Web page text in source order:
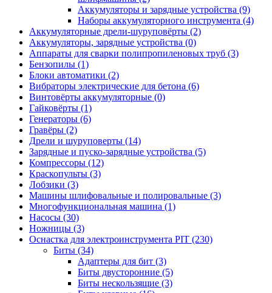
Аккумуляторы и зарядные устройства (9)
Наборы аккумуляторного инструмента (4)
Аккумуляторные дрели-шуруповёрты (2)
Аккумуляторы, зарядные устройства (0)
Аппараты для сварки полипропиленовых труб (3)
Бензопилы (1)
Блоки автоматики (2)
Вибраторы электрические для бетона (6)
Винтовёрты аккумуляторные (0)
Гайковёрты (1)
Генераторы (6)
Гравёры (2)
Дрели и шуруповерты (14)
Зарядные и пуско-зарядные устройства (5)
Компрессоры (12)
Краскопульты (3)
Лобзики (3)
Машины шлифовальные и полировальные (3)
Многофункциональная машина (1)
Насосы (30)
Ножницы (3)
Оснастка для электроинструмента PIT (230)
Биты (34)
Адаптеры для бит (3)
Биты двусторонние (5)
Биты нескользящие (3)